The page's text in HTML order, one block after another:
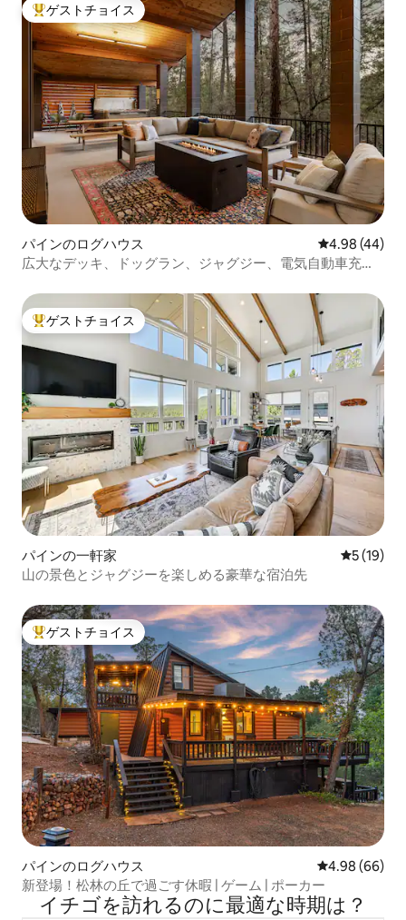
大好評のゲストチョイスです。
ゲストチョイス
パインのログハウス レビュー44
4.98 (44)
広大なデッキ、ドッグラン、ジャグジー、電気自動車充電
大好評のゲストチョイスです。
ゲストチョイス
パインの一軒家 レビュー
5 (19)
山の景色とジャグジーを楽しめる豪華な宿泊先
大好評のゲストチョイスです。
ゲストチョイス
パインのログハウス レビュー66件
4.98 (66)
新登場！松林の丘で過ごす休暇 | ゲーム | ポーカー
イチゴを訪⁠れ⁠るの⁠に最⁠適⁠な時⁠期⁠は⁠？